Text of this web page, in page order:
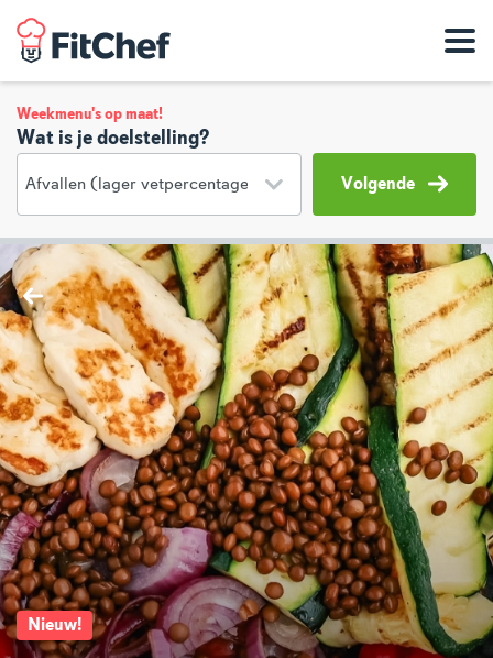
Weekmenu's op maat!
Wat is je doelstelling?
Volgende
Nieuw!